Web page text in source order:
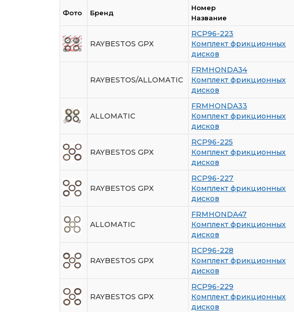
Фото Бренд
Номер
Название
RAYBESTOS GPX
RCP96-223
Комплект фрикционных
дисков
RAYBESTOS/ALLOMATIC
FRMHONDA34
Комплект фрикционных
дисков
ALLOMATIC
FRMHONDA33
Комплект фрикционных
дисков
RAYBESTOS GPX
RCP96-225
Комплект фрикционных
дисков
RAYBESTOS GPX
RCP96-227
Комплект фрикционных
дисков
ALLOMATIC
FRMHONDA47
Комплект фрикционных
дисков
RAYBESTOS GPX
RCP96-228
Комплект фрикционных
дисков
RAYBESTOS GPX
RCP96-229
Комплект фрикционных
дисков